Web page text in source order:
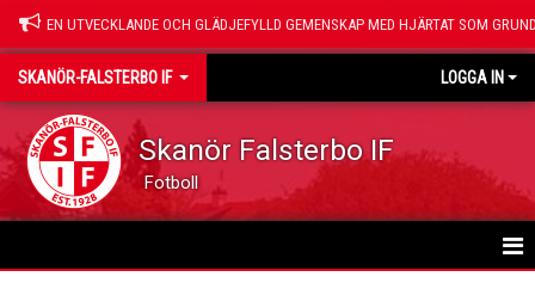
EN UTVECKLANDE OCH GLÄDJEFYLLD GEMENSKAP MED HJÄRTAT SOM
SKANÖR-FALSTERBO IF LOGGA IN
Skanör Falsterbo IF
Fotboll